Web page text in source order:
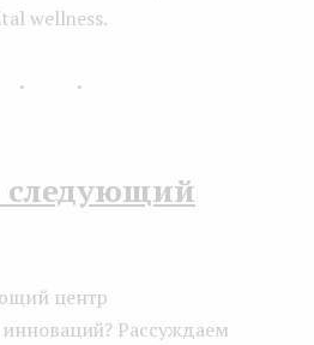
wellness.
следующий
центр
Рассуждаем